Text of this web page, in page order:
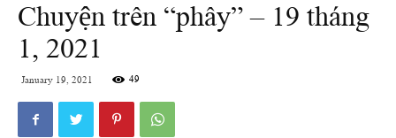
Chuyện trên “phây” – 19 tháng
1, 2021
January 19, 2021 49